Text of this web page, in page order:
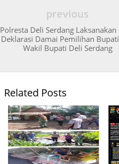
previous
Polresta Deli Serdang Laksanakan
Deklarasi Damai Pemilihan
Wakil Bupati Deli Serdang
Related Posts